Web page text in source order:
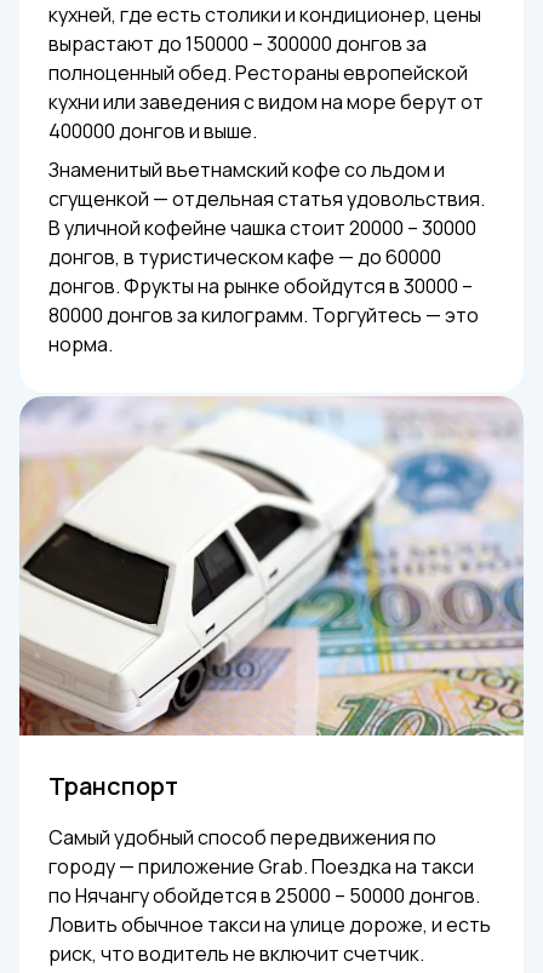
кухней, где есть столики и кондиционер, цены
вырастают до 150000 – 300000 донгов за
полноценный обед. Рестораны европейской
кухни или заведения с видом на море берут от
400000 донгов и выше.
Знаменитый вьетнамский кофе со льдом и
сгущенкой — отдельная статья удовольствия.
В уличной кофейне чашка стоит 20000 – 30000
донгов, в туристическом кафе — до 60000
донгов. Фрукты на рынке обойдутся в 30000 –
80000 донгов за килограмм. Торгуйтесь — это
норма.
Транспорт
Самый удобный способ передвижения по
городу — приложение Grab. Поездка на такси
по Нячангу обойдется в 25000 – 50000 донгов.
Ловить обычное такси на улице дороже, и есть
риск, что водитель не включит счетчик.